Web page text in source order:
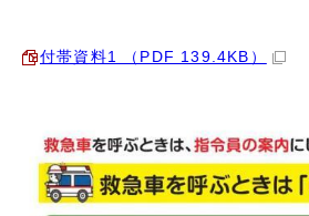
付帯資料1 （PDF 139.4KB）